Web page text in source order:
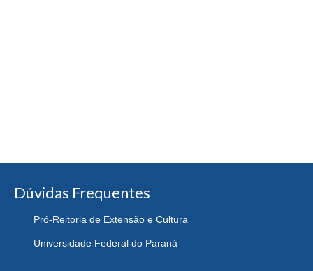
Dúvidas Frequentes
Pró-Reitoria de Extensão e Cultura
Universidade Federal do Paraná